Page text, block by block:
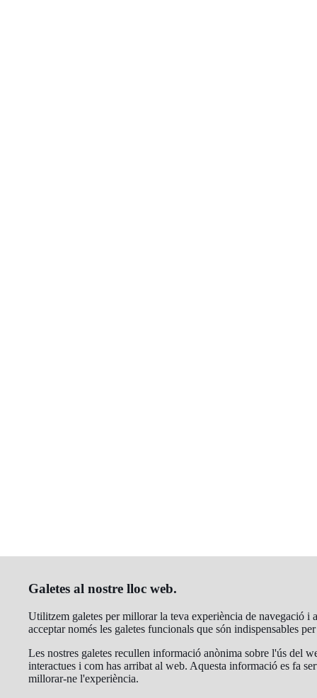
Galetes al nostre lloc web.
Utilitzem galetes per millorar la teva experiència de navegació i
acceptar només les galetes funcionals que són indispensables
Les nostres galetes recullen informació anònima sobre l'ús del
interactues i com has arribat al web. Aquesta informació es fa
millorar-ne l'experiència.